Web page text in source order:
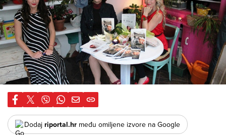
Dodaj riportal.hr među omiljene izvore na Google